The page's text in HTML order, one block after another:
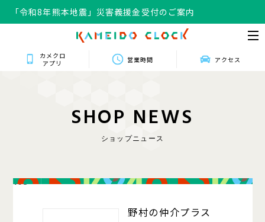
「令和8年熊本地震」災害義援金受付のご案内
カメクロ
アプリ
営業時間 アクセス
SHOP NEWS
ショップニュース
103
野村の仲介プラス